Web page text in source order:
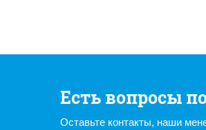
Есть вопросы
Оставьте контакты, наши